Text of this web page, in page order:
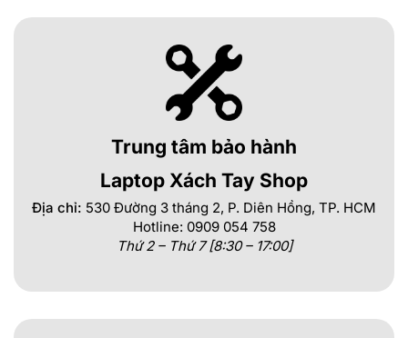
Trung tâm bảo hành
Laptop Xách Tay Shop
Địa chỉ: 530 Đường 3 tháng 2, P. Diên Hồng, TP. HCM
Hotline: 0909 054 758
Thứ 2 – Thứ 7 [8:30 – 17:00]